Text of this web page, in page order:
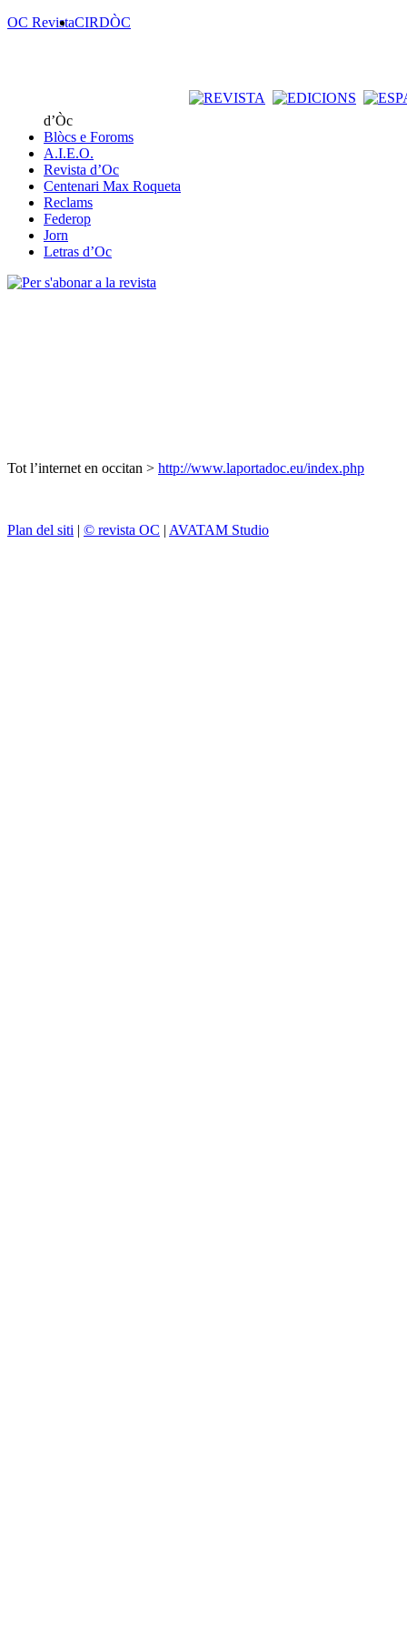
OC RevistaCIRDÒC
d’Òc
Blòcs e Foroms
A.I.E.O.
Revista d’Oc
Centenari Max Roqueta
Reclams
Federop
Jorn
Letras d’Oc
Tot l’internet en occitan > http://www.laportadoc.eu/index.php
Plan del siti | © revista OC | AVATAM Studio